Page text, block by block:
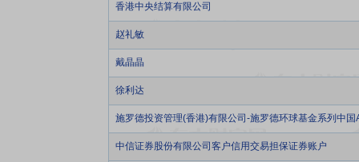
香港中央结算有限公司
赵礼敏
戴晶晶
徐利达
施罗德投资管理(香港)有限公司-施罗德环球基金系列中国
中信证券股份有限公司客户信用交易担保证券账户